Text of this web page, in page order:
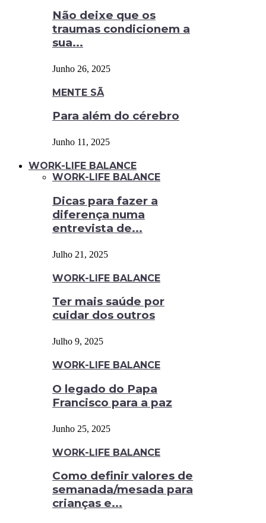
Não deixe que os
traumas condicionem a
sua...
Junho 26, 2025
MENTE SÃ
Para além do cérebro
Junho 11, 2025
WORK-LIFE BALANCE
WORK-LIFE BALANCE
Dicas para fazer a
diferença numa
entrevista de...
Julho 21, 2025
WORK-LIFE BALANCE
Ter mais saúde por
cuidar dos outros
Julho 9, 2025
WORK-LIFE BALANCE
O legado do Papa
Francisco para a paz
Junho 25, 2025
WORK-LIFE BALANCE
Como definir valores de
semanada/mesada para
crianças e...